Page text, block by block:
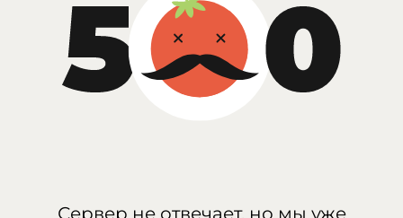
Сервер не отвечает, но мы уже